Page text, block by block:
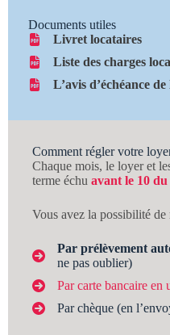
Documents utiles
Livret locataires
Liste des charges
L’avis d’échéance
Comment régler votre
Chaque mois, le loyer et
terme échu avant le 10 du
Vous avez la possibilité
Par prélèvement
ne pas oublier)
Par carte bancaire en
Par chèque (en